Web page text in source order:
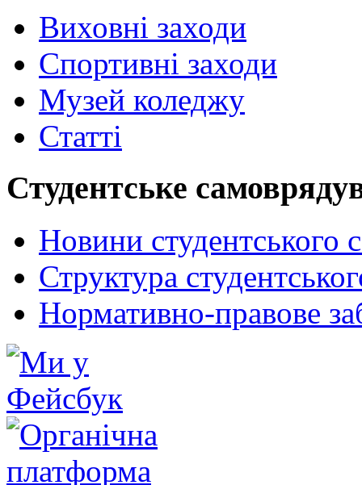
Виховні заходи
Спортивні заходи
Музей коледжу
Статті
Студентське
Новини студентського
Структура
Нормативно-правове